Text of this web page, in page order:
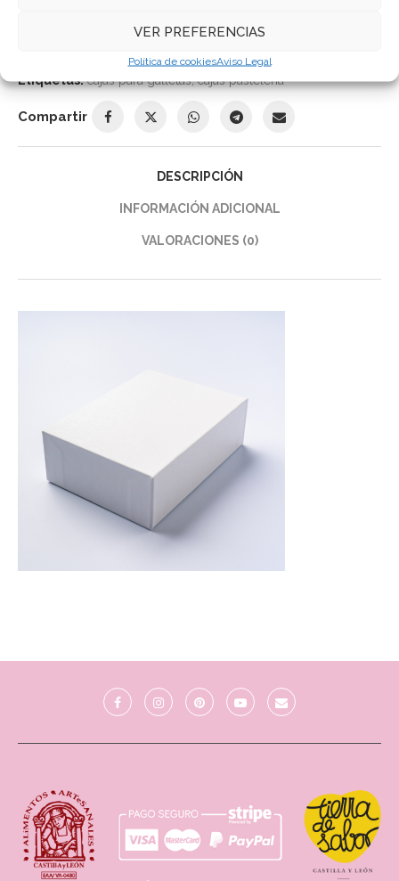
VER PREFERENCIAS
Política de cookiesAviso Legal
Etiquetas:cajas para galletas,cajas pastelería
Compartir
DESCRIPCIÓN
INFORMACIÓN ADICIONAL
VALORACIONES (0)